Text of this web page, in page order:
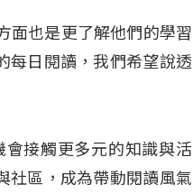
面也是更了解他們的學習
每日閱讀，我們希望說透
接觸更多元的知識與活
社區，成為帶動閱讀風氣